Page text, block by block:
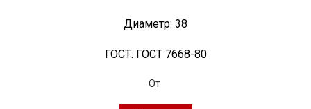
Диаметр: 38
ГОСТ: ГОСТ 7668-80
От